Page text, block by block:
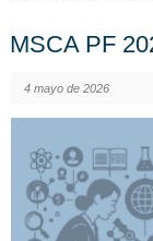
MSCA PF
4 mayo de 2026